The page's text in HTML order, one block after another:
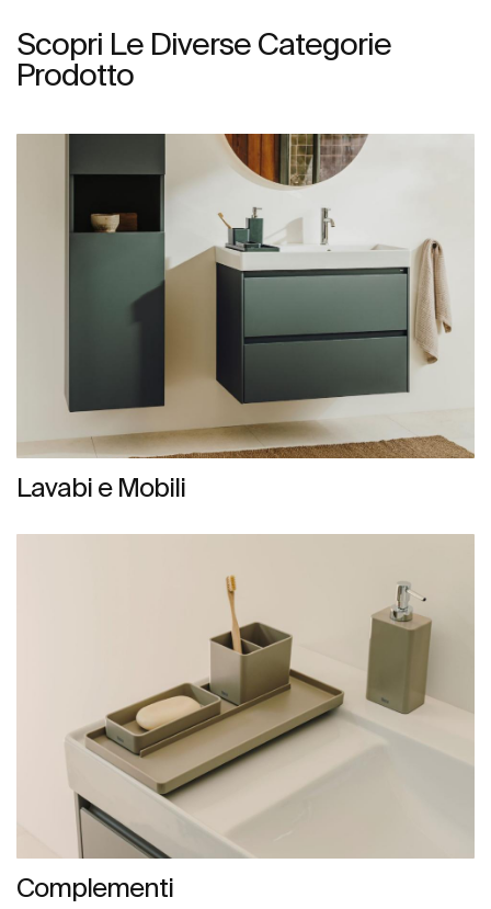
Scopri Le Diverse Categorie
Prodotto
Lavabi e Mobili
Complementi